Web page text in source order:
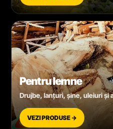
Pentru lemne
Drujbe, lanțuri, șine, uleiuri și
VEZI PRODUSE →